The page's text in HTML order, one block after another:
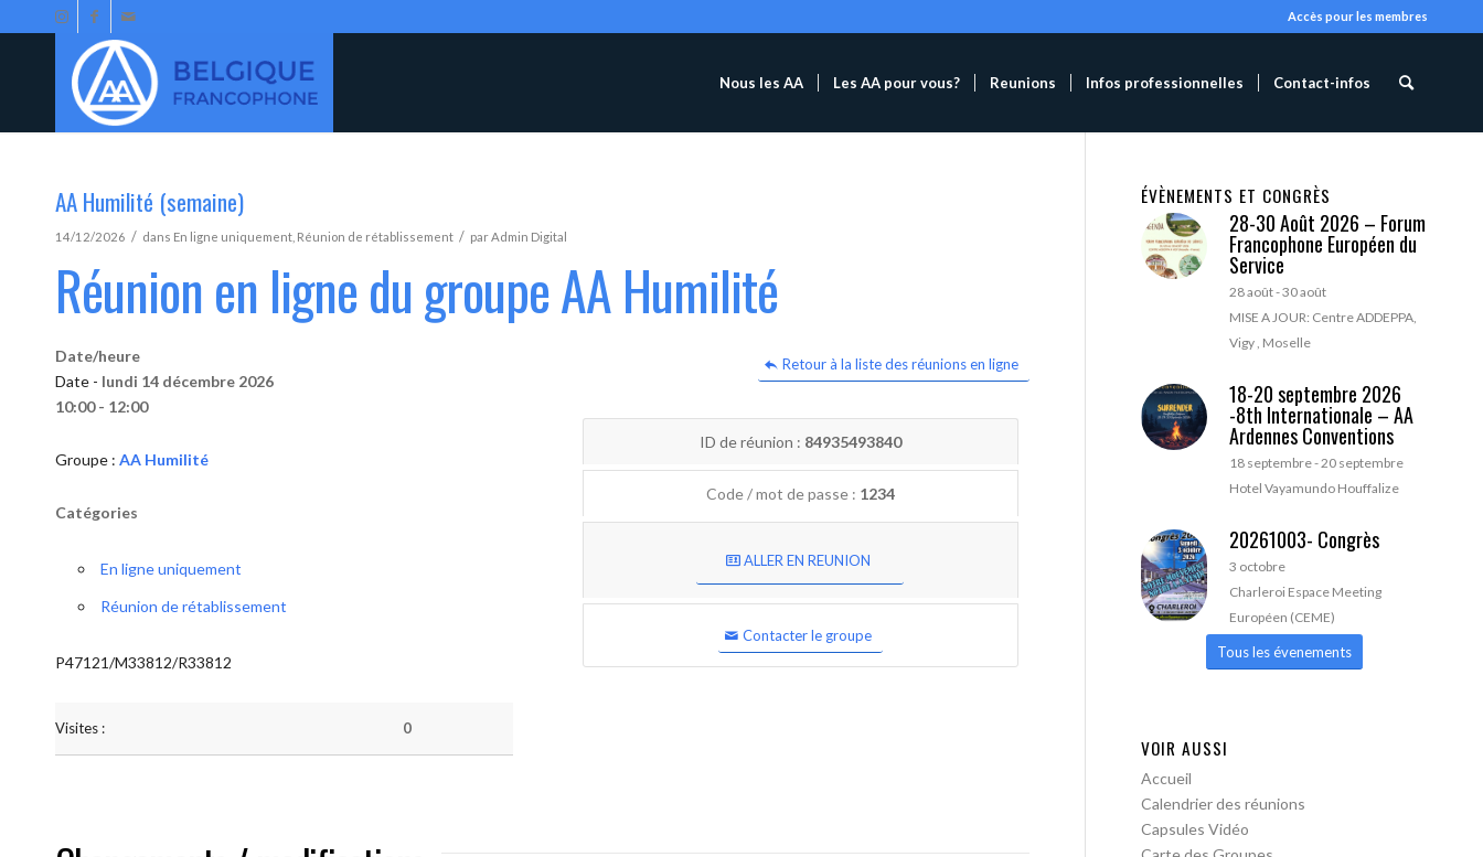
Accès pour les membres
Nous les AA Les AA pour vous? Reunions Infos professionnelles Contact-infos
AA Humilité (semaine)
14/12/2026 / dans En ligne uniquement Réunion de rétablissement / parAdmin Digital
Réunion en ligne du groupe AA Humilité
Retour à la liste des réunions en ligne
Date/heure
Date - lundi 14 décembre 2026
10:00 - 12:00
Groupe : AA Humilité
Catégories
En ligne uniquement
Réunion de rétablissement
P47121/M33812/R33812
Visites : 0
ID de réunion : 84935493840
Code / mot de passe : 1234
ALLER EN REUNION
Contacter le groupe
ÉVÈNEMENTS ET CONGRÈS
28-30 Août 2026 – Forum
Francophone Européen du
Service
28 août-30 août
MISE A JOUR: Centre ADDEPPA,
Vigy , Moselle
18-20 septembre 2026
-8th Internationale – AA
Ardennes Conventions
18 septembre-20 septembre
Hotel Vayamundo Houffalize
20261003- Congrès
3 octobre
Charleroi Espace Meeting
Européen (CEME)
Tous les évenements
VOIR AUSSI
Accueil
Calendrier des réunions
Capsules Vidéo